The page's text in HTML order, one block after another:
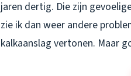
jaren dertig. Die zijn
zie ik dan weer andere
kalkaanslag vertonen. Maar